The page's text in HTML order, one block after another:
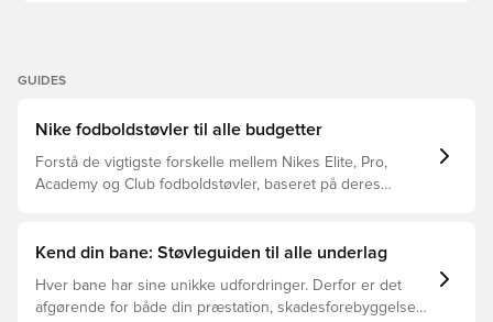
GUIDES
Nike fodboldstøvler til alle budgetter
Forstå de vigtigste forskelle mellem Nikes Elite, Pro,
Academy og Club fodboldstøvler, baseret på deres
Kend din bane: Støvleguiden til alle underlag
Hver bane har sine unikke udfordringer. Derfor er det
afgørende for både din præstation, skadesforebyggelse